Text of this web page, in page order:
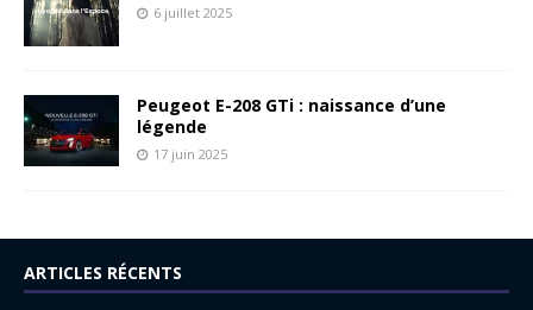
6 juillet 2025
Peugeot E-208 GTi : naissance d’une
légende
17 juin 2025
ARTICLES RÉCENTS